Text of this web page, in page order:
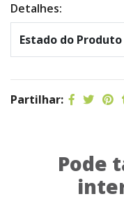
Detalhes:
Estado do Produto
Partilhar:
Pode